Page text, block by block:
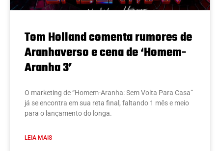
Tom Holland comenta rumores de
Aranhaverso e cena de ‘Homem-
Aranha 3’
O marketing de “Homem-Aranha: Sem Volta Para Casa”
já se encontra em sua reta final, faltando 1 mês e meio
para o lançamento do longa.
LEIA MAIS